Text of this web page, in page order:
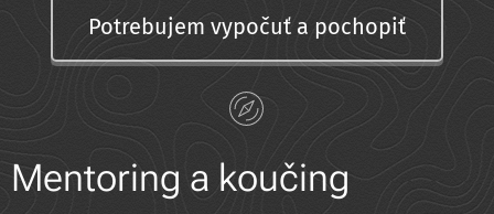
Potrebujem vypočuť a pochopiť
Mentoring a koučing